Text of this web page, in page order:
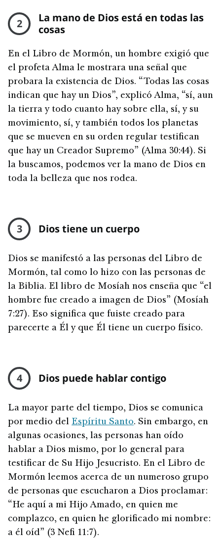
2
La mano de Dios está en todas las
cosas
En el Libro de Mormón, un hombre exigió que
el profeta Alma le mostrara una señal que
probara la existencia de Dios. “Todas las cosas
indican que hay un Dios”, explicó Alma, “sí, aun
la tierra y todo cuanto hay sobre ella, sí, y su
movimiento, sí, y también todos los planetas
que se mueven en su orden regular testifican
que hay un Creador Supremo” (Alma 30:44). Si
la buscamos, podemos ver la mano de Dios en
toda la belleza que nos rodea.
3 Dios tiene un cuerpo
Dios se manifestó a las personas del Libro de
Mormón, tal como lo hizo con las personas de
la Biblia. El libro de Mosíah nos enseña que “el
hombre fue creado a imagen de Dios” (Mosíah
7:27). Eso significa que fuiste creado para
parecerte a Él y que Él tiene un cuerpo físico.
4 Dios puede hablar contigo
La mayor parte del tiempo, Dios se comunica
por medio del Espíritu Santo. Sin embargo, en
algunas ocasiones, las personas han oído
hablar a Dios mismo, por lo general para
testificar de Su Hijo Jesucristo. En el Libro de
Mormón leemos acerca de un numeroso grupo
de personas que escucharon a Dios proclamar:
“He aquí a mi Hijo Amado, en quien me
complazco, en quien he glorificado mi nombre:
a él oíd” (3 Nefi 11:7).